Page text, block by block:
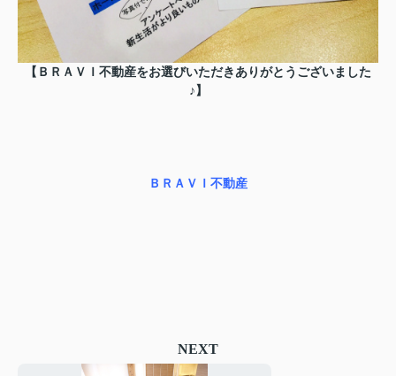
【ＢＲＡＶＩ不動産をお選びいただきありがとうございました
♪】
ＢＲＡＶＩ不動産
NEXT